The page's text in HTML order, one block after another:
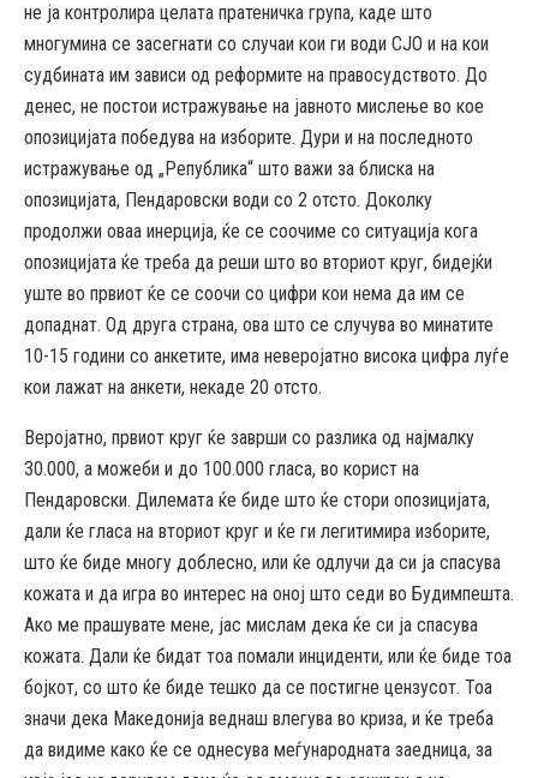
не ја контролира целата пратеничка група, каде што
многумина се засегнати со случаи кои ги води СЈО и на кои
судбината им зависи од реформите на правосудството. До
денес, не постои истражување на јавното мислење во кое
опозицијата победува на изборите. Дури и на последното
истражување од „Република“ што важи за блиска на
опозицијата, Пендаровски води со 2 отсто. Доколку
продолжи оваа инерција, ќе се соочиме со ситуација кога
опозицијата ќе треба да реши што во вториот круг, бидејќи
уште во првиот ќе се соочи со цифри кои нема да им се
допаднат. Од друга страна, ова што се случува во минатите
10-15 години со анкетите, има неверојатно висока цифра луѓе
кои лажат на анкети, некаде 20 отсто.
Веројатно, првиот круг ќе заврши со разлика од најмалку
30.000, а можеби и до 100.000 гласа, во корист на
Пендаровски. Дилемата ќе биде што ќе стори опозицијата,
дали ќе гласа на вториот круг и ќе ги легитимира изборите,
што ќе биде многу доблесно, или ќе одлучи да си ја спасува
кожата и да игра во интерес на оној што седи во Будимпешта.
Ако ме прашувате мене, јас мислам дека ќе си ја спасува
кожата. Дали ќе бидат тоа помали инциденти, или ќе биде тоа
бојкот, со што ќе биде тешко да се постигне цензусот. Тоа
значи дека Македонија веднаш влегува во криза, и ќе треба
да видиме како ќе се однесува меѓународната заедница, за